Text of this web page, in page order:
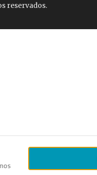
reservados.